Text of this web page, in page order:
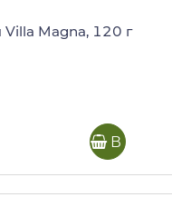
Magna, 120 г
В